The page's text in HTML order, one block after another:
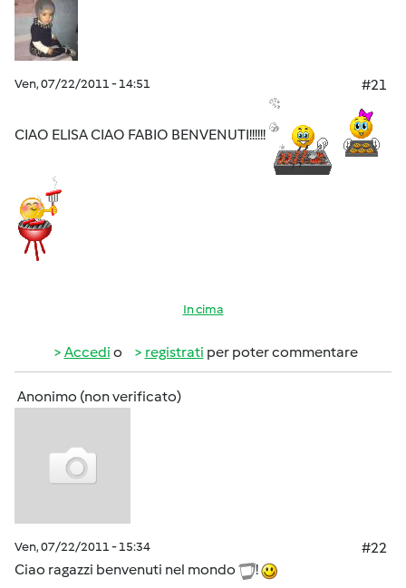
Ven, 07/22/2011 - 14:51 #21
CIAO ELISA CIAO FABIO BENVENUTI!!!!!!
In cima
Accedi o registrati per poter commentare
Anonimo (non verificato)
Ven, 07/22/2011 - 15:34
#22
Ciao ragazzi benvenuti nel mondo
!